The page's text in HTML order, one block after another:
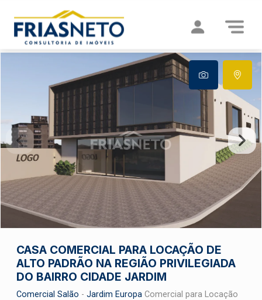
CASA COMERCIAL PARA LOCAÇÃO DE
ALTO PADRÃO NA REGIÃO PRIVILEGIADA
DO BAIRRO CIDADE JARDIM
Comercial Salão - Jardim Europa Comercial para Locação